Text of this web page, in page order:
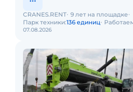
07.08.2026
CRANES.RENT 9 лет на площадке
Парк техники:136 единиц